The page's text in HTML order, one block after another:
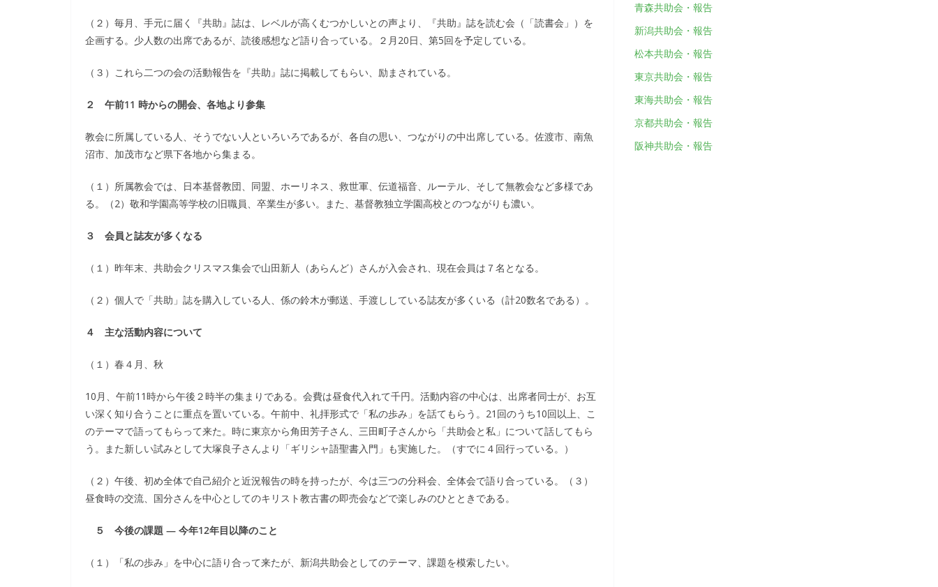
（２）毎月、手元に届く『共助』誌は、レベルが高くむつかしいとの声より、『共助』誌を読む会（「読書会」）を
企画する。少人数の出席であるが、読後感想など語り合っている。２月20日、第5回を予定している。
（３）これら二つの会の活動報告を『共助』誌に掲載してもらい、励まされている。
２ 午前11 時からの開会、各地より参集
教会に所属している人、そうでない人といろいろであるが、各自の思い、つながりの中出席している。佐渡市、南魚
沼市、加茂市など県下各地から集まる。
（１）所属教会では、日本基督教団、同盟、ホーリネス、救世軍、伝道福音、ルーテル、そして無教会など多様であ
る。（2）敬和学園高等学校の旧職員、卒業生が多い。また、基督教独立学園高校とのつながりも濃い。
３ 会員と誌友が多くなる
（１）昨年末、共助会クリスマス集会で山田新人（あらんど）さんが入会され、現在会員は７名となる。
（２）個人で「共助」誌を購入している人、係の鈴木が郵送、手渡ししている誌友が多くいる（計20数名である）。
４ 主な活動内容について
（１）春４月、秋
10月、午前11時から午後２時半の集まりである。会費は昼食代入れて千円。活動内容の中心は、出席者同士が、お互
い深く知り合うことに重点を置いている。午前中、礼拝形式で「私の歩み」を話てもらう。21回のうち10回以上、こ
のテーマで語ってもらって来た。時に東京から角田芳子さん、三田町子さんから「共助会と私」について話してもら
う。また新しい試みとして大塚良子さんより「ギリシャ語聖書入門」も実施した。（すでに４回行っている。）
（２）午後、初め全体で自己紹介と近況報告の時を持ったが、今は三つの分科会、全体会で語り合っている。（３）
昼食時の交流、国分さんを中心としてのキリスト教古書の即売会などで楽しみのひとときである。
５ 今後の課題 ― 今年12年目以降のこと
（１）「私の歩み」を中心に語り合って来たが、新潟共助会としてのテーマ、課題を模索したい。
青森共助会・報告
新潟共助会・報告
松本共助会・報告
東京共助会・報告
東海共助会・報告
京都共助会・報告
阪神共助会・報告